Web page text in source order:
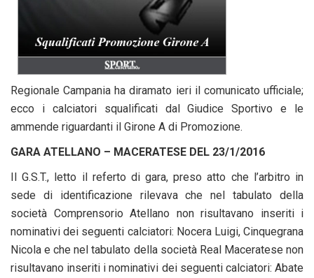
Regionale Campania ha diramato ieri il comunicato ufficiale;
ecco i calciatori squalificati dal Giudice Sportivo e le
ammende riguardanti il Girone A di Promozione.
GARA ATELLANO – MACERATESE DEL 23/1/2016
Il G.S.T., letto il referto di gara, preso atto che l’arbitro in
sede di identificazione rilevava che nel tabulato della
società Comprensorio Atellano non risultavano inseriti i
nominativi dei seguenti calciatori: Nocera Luigi, Cinquegrana
Nicola e che nel tabulato della società Real Maceratese non
risultavano inseriti i nominativi dei seguenti calciatori: Abate